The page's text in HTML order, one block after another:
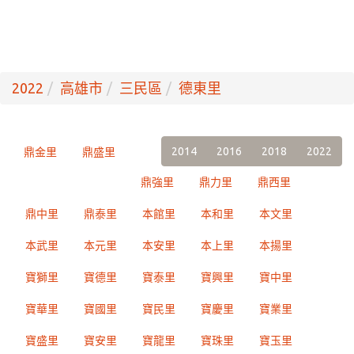
2022 高雄市 三民區 德東里
2014 2016 2018 2022
鼎金里 鼎盛里
鼎強里 鼎力里 鼎西里
鼎中里 鼎泰里 本館里 本和里 本文里
本武里 本元里 本安里 本上里 本揚里
寶獅里 寶德里 寶泰里 寶興里 寶中里
寶華里 寶國里 寶民里 寶慶里 寶業里
寶盛里 寶安里 寶龍里 寶珠里 寶玉里